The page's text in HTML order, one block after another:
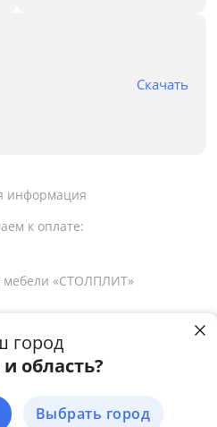
улучшения предложения и сервиса
интересов.
город
область?
Выбрать город
Скачать
мебели «СТОЛПЛИТ»
к оплате:
информация